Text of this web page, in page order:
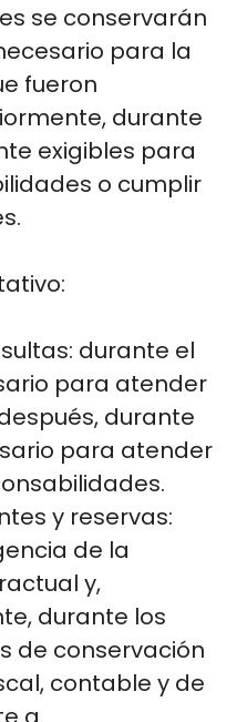
se conservarán
para la
fueron
durante
exigibles para
o cumplir
durante el
para atender
durante
para atender
y reservas:
de la
y,
durante los
de conservación
contable y de